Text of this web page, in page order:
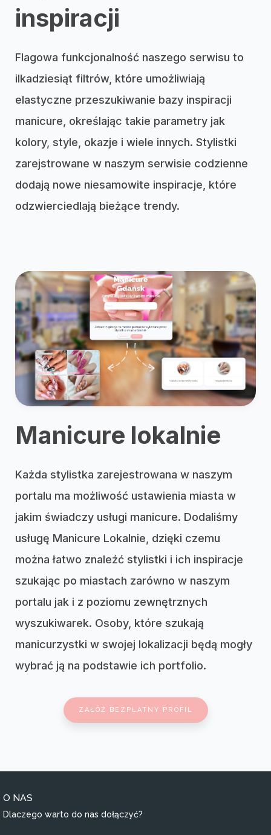
inspiracji
Flagowa funkcjonalność naszego serwisu to
ilkadziesiąt filtrów, które umożliwiają
elastyczne przeszukiwanie bazy inspiracji
manicure, określając takie parametry jak
kolory, style, okazje i wiele innych. Stylistki
zarejstrowane w naszym serwisie codzienne
dodają nowe niesamowite inspiracje, które
odzwierciedlają bieżące trendy.
Manicure lokalnie
Każda stylistka zarejestrowana w naszym
portalu ma możliwość ustawienia miasta w
jakim świadczy usługi manicure. Dodaliśmy
usługę Manicure Lokalnie, dzięki czemu
można łatwo znaleźć stylistki i ich inspiracje
szukając po miastach zarówno w naszym
portalu jak i z poziomu zewnętrznych
wyszukiwarek. Osoby, które szukają
manicurzystki w swojej lokalizacji będą mogły
wybrać ją na podstawie ich portfolio.
ZAŁÓŻ BEZPŁATNY PROFIL
O NAS
Dlaczego warto do nas dołączyć?